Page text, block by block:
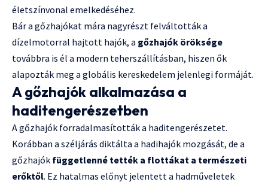
életszínvonal emelkedéséhez.
Bár a gőzhajókat mára nagyrészt felváltották a
dízelmotorral hajtott hajók, a gőzhajók öröksége
továbbra is él a modern teherszállításban, hiszen ők
alapozták meg a globális kereskedelem jelenlegi formáját.
A gőzhajók alkalmazása a
haditengerészetben
A gőzhajók forradalmasították a haditengerészetet.
Korábban a széljárás diktálta a hadihajók mozgását, de a
gőzhajók függetlenné tették a flottákat a természeti
erőktől. Ez hatalmas előnyt jelentett a hadműveletek